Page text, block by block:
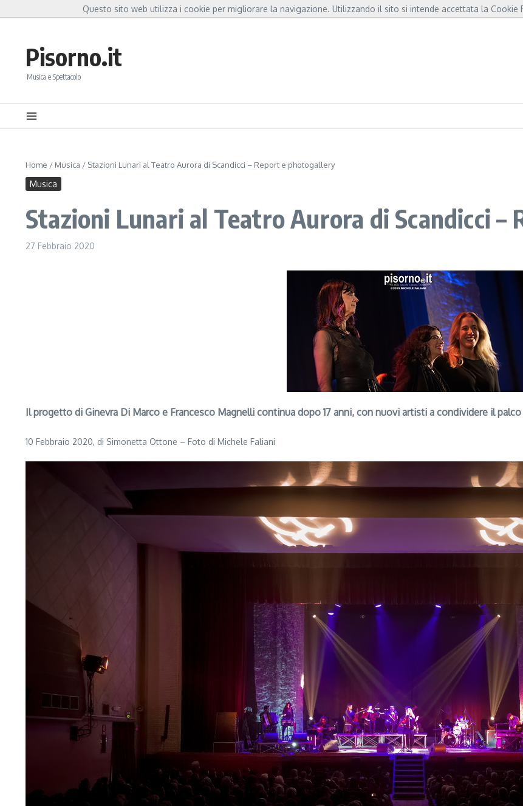
a Capannori nasce “Anime Salve”: la data zero è un atto d’amore per De André e Fossati Fulminacci a Pisa, una serata “indispensabile” in Piazza dei
Pisorno.it
Musica e Spettacolo
Home / Musica / Stazioni Lunari al Teatro Aurora di Scandicci – Report e photogallery
Musica
Stazioni Lunari al Teatro Aurora di Scandicci
27 Febbraio 2020
Il progetto di Ginevra Di Marco e Francesco Magnelli continua dopo 17 anni, con nuovi artisti a condividere il palco
10 Febbraio 2020, di Simonetta Ottone – Foto di Michele Faliani
Questo sito web utilizza i cookie per migliorare la navigazione. Utilizzando il sito si intende accettata la Cookie